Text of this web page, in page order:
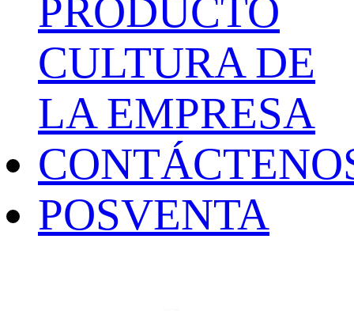
PRODUCTO
CULTURA DE
LA EMPRESA
POSVENTA